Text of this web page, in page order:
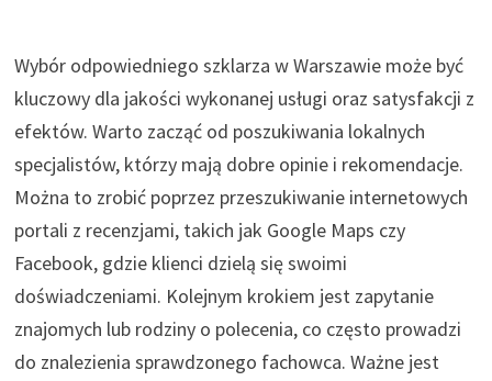
Wybór odpowiedniego szklarza w Warszawie może być
kluczowy dla jakości wykonanej usługi oraz satysfakcji z
efektów. Warto zacząć od poszukiwania lokalnych
specjalistów, którzy mają dobre opinie i rekomendacje.
Można to zrobić poprzez przeszukiwanie internetowych
portali z recenzjami, takich jak Google Maps czy
Facebook, gdzie klienci dzielą się swoimi
doświadczeniami. Kolejnym krokiem jest zapytanie
znajomych lub rodziny o polecenia, co często prowadzi
do znalezienia sprawdzonego fachowca. Ważne jest